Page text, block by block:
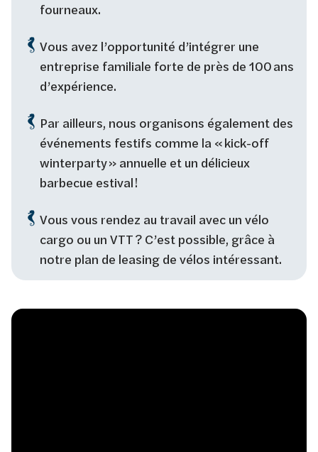
fourneaux.
Vous avez l’opportunité d’intégrer une
entreprise familiale forte de près de 100 ans
d’expérience.
Par ailleurs, nous organisons également des
événements festifs comme la « kick-off
winterparty » annuelle et un délicieux
barbecue estival !
Vous vous rendez au travail avec un vélo
cargo ou un VTT ? C’est possible, grâce à
notre plan de leasing de vélos intéressant.